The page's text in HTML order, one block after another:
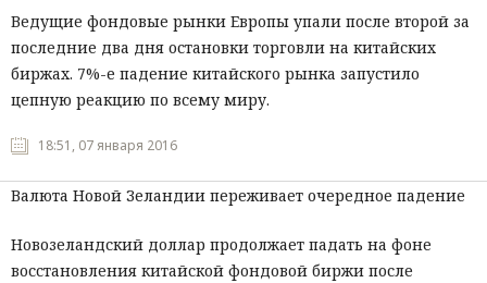
Ведущие фондовые рынки Европы упали после второй за
последние два дня остановки торговли на китайских
биржах. 7%-е падение китайского рынка запустило
цепную реакцию по всему миру.
18:51, 07 января 2016
Валюта Новой Зеландии переживает очередное падение
Новозеландский доллар продолжает падать на фоне
восстановления китайской фондовой биржи после